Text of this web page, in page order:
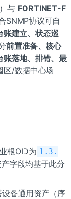
与 FORTINET-F
SNMP协议可自
账建立、状态巡
前置准备、核心
账落地、排错、最
区/数据中心场
根OID为 1.3.
产字段均基于此分
设备通用资产（序